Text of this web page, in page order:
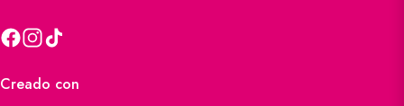
Creado con